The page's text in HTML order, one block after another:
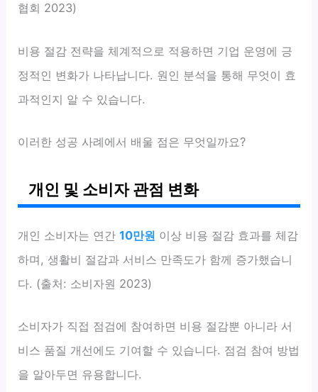
협회 2023)
비용 절감 전략을 체계적으로 적용하면 기업 운영에 긍
정적인 변화가 나타납니다. 원인 분석을 통해 무엇이 효
과적인지 알 수 있습니다.
이러한 성공 사례에서 배울 점은 무엇일까요?
개인 및 소비자 관점 변화
개인 소비자는 연간10만원 이상 비용 절감 효과를 체감
하며, 생활비 절감과 서비스 만족도가 함께 증가했습니
다. (출처: 소비자원 2023)
소비자가 직접 점검에 참여하면 비용 절감뿐 아니라 서
비스 품질 개선에도 기여할 수 있습니다. 점검 참여 방법
을 알아두면 유용합니다.